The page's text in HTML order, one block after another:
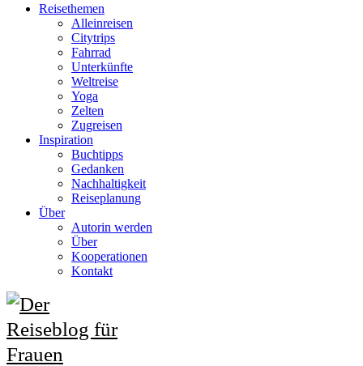
Reisethemen
Alleinreisen
Citytrips
Fahrrad
Unterkünfte
Weltreise
Yoga
Zelten
Zugreisen
Inspiration
Buchtipps
Gedanken
Nachhaltigkeit
Reiseplanung
Über
Autorin werden
Über
Kooperationen
Kontakt